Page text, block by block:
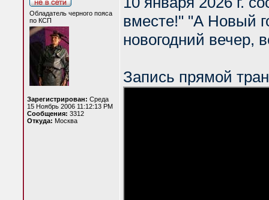
Обладатель черного пояса
по КСП
Зарегистрирован: Среда
15 Ноябрь 2006 11:12:13 PM
Сообщения: 3312
Откуда: Москва
вместе!" "А Новый
новогодний
Запись прямой